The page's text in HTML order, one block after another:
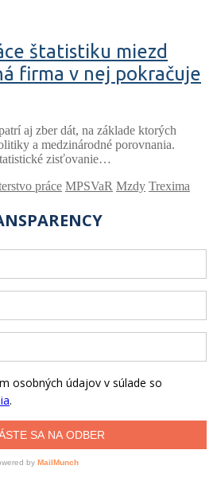
štatistiku miezd
firma v nej pokračuje
aj zber dát, na základe ktorých
a medzinárodné porovnania.
zisťovanie…
práce MPSVaR Mzdy Trexima